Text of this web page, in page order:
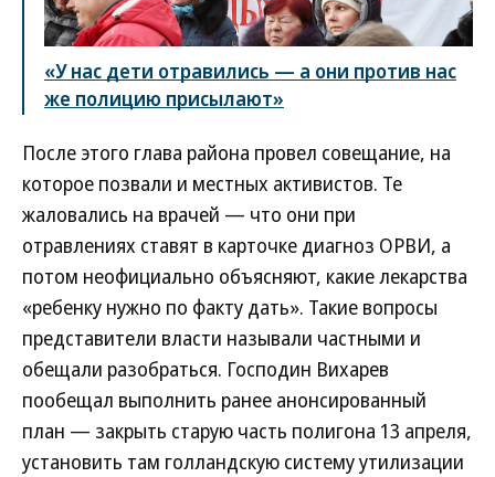
«У нас дети отравились — а они против нас
же полицию присылают»
После этого глава района провел совещание, на
которое позвали и местных активистов. Те
жаловались на врачей — что они при
отравлениях ставят в карточке диагноз ОРВИ, а
потом неофициально объясняют, какие лекарства
«ребенку нужно по факту дать». Такие вопросы
представители власти называли частными и
обещали разобраться. Господин Вихарев
пообещал выполнить ранее анонсированный
план — закрыть старую часть полигона 13 апреля,
установить там голландскую систему утилизации